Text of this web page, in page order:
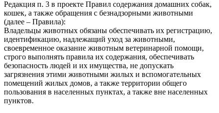
Редакция п. 3 в проекте Правил содержания домашних собак,
кошек, а также обращения с безнадзорными животными
(далее – Правила):
Владельцы животных обязаны обеспечивать их регистрацию,
идентификацию, надлежащий уход за животными,
своевременное оказание животным ветеринарной помощи,
строго выполнять правила их содержания, обеспечивать
безопасность людей и их имущества, не допускать
загрязнения этими животными жилых и вспомогательных
помещений жилых домов, а также территории общего
пользования в населенных пунктах, а также вне населенных
пунктов.